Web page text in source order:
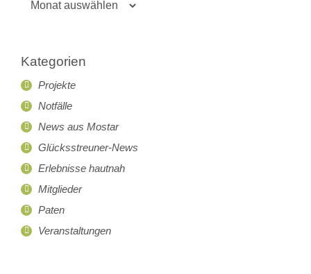
Kategorien
Projekte
Notfälle
News aus Mostar
Glücksstreuner-News
Erlebnisse hautnah
Mitglieder
Paten
Veranstaltungen